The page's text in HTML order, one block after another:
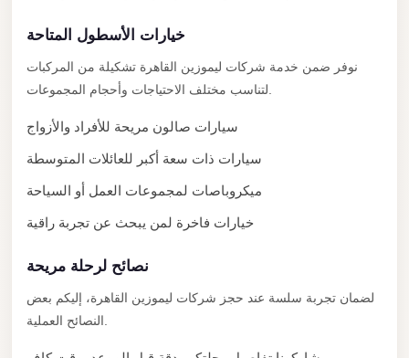
خيارات الأسطول المتاحة
نوفر ضمن خدمة شركات ليموزين القاهرة تشكيلة من المركبات
سيارات صالون مريحة للأفراد والأزواج
سيارات ذات سعة أكبر للعائلات المتوسطة
ميكروباصات لمجموعات العمل أو السياحة
خيارات فاخرة لمن يبحث عن تجربة راقية
نصائح لرحلة مريحة
لضمان تجربة سلسة عند حجز شركات ليموزين القاهرة، إليكم بعض
Taxi
Marsa
Matrouh
Limousine
Mansoura
Service
Mansoura
Madinaty
Limousine